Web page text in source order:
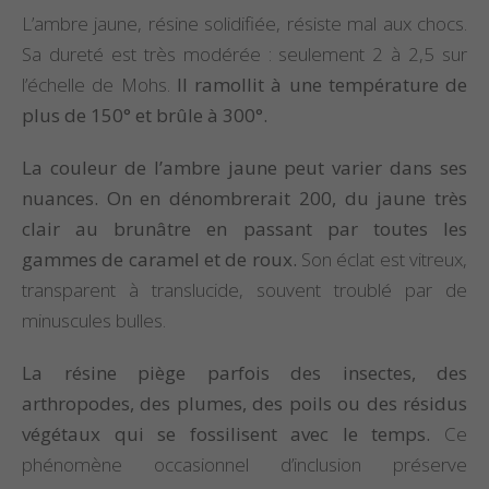
L’ambre jaune, résine solidifiée, résiste mal aux chocs.
Sa dureté est très modérée : seulement 2 à 2,5 sur
l’échelle de Mohs. Il ramollit à une température de
plus de 150° et brûle à 300°.
La couleur de l’ambre jaune peut varier dans ses
nuances. On en dénombrerait 200, du jaune très
clair au brunâtre en passant par toutes les
gammes de caramel et de roux. Son éclat est vitreux,
transparent à translucide, souvent troublé par de
minuscules bulles.
La résine piège parfois des insectes, des
arthropodes, des plumes, des poils ou des résidus
végétaux qui se fossilisent avec le temps. Ce
phénomène occasionnel d’inclusion préserve